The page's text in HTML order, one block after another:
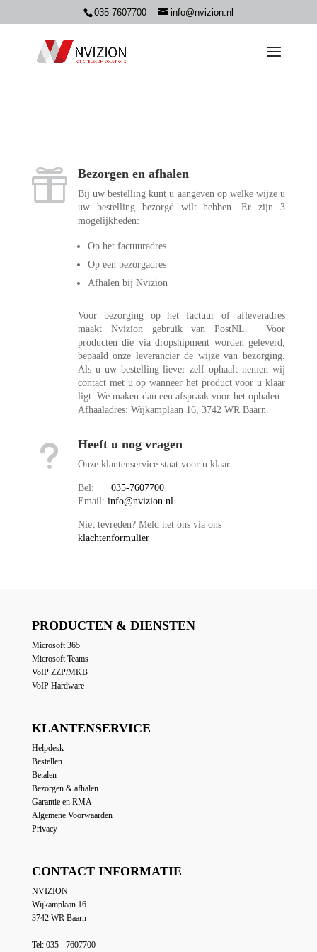
035-7607700 info@nvizion.nl
 Bezorgen en afhalen
Bij uw bestelling kunt u aangeven op welke wijze u
uw bestelling bezorgd wilt hebben. Er zijn 3
mogelijkheden:
Op het factuuradres
Op een bezorgadres
Afhalen bij Nvizion
Voor bezorging op het factuur of afleveradres
maakt Nvizion gebruik van PostNL. Voor
producten die via dropshipment worden geleverd,
bepaald onze leverancier de wijze van bezorging.
Als u uw bestelling liever zelf ophaalt nemen wij
contact met u op wanneer het product voor u klaar
ligt. We maken dan een afspraak voor het ophalen.
Afhaaladres: Wijkamplaan 16, 3742 WR Baarn.
u Heeft u nog vragen
Onze klantenservice staat voor u klaar:
Bel: 035-7607700
Email: info@nvizion.nl
Niet tevreden? Meld het ons via ons
klachtenformulier
PRODUCTEN & DIENSTEN
Microsoft 365
Microsoft Teams
VoIP ZZP/MKB
VoIP Hardware
KLANTENSERVICE
Helpdesk
Bestellen
Betalen
Bezorgen & afhalen
Garantie en RMA
Algemene Voorwaarden
Privacy
CONTACT INFORMATIE
NVIZION
Wijkamplaan 16
3742 WR Baarn
Tel: 035 - 7607700